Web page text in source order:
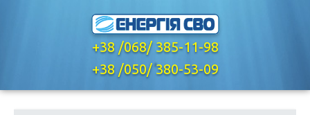
+38 /068/ 385-11-98
,
+38 /050/ 380-53-09